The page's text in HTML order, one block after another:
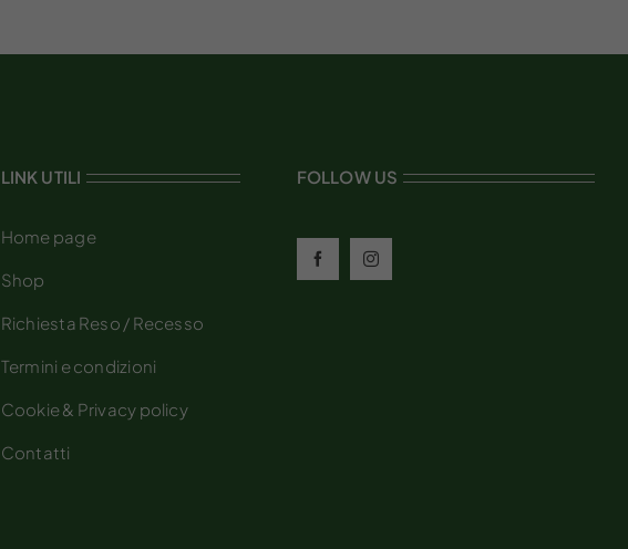
LINK UTILI
Home page
Shop
Richiesta Reso / Recesso
Termini e condizioni
Cookie & Privacy policy
Contatti
FOLLOW US